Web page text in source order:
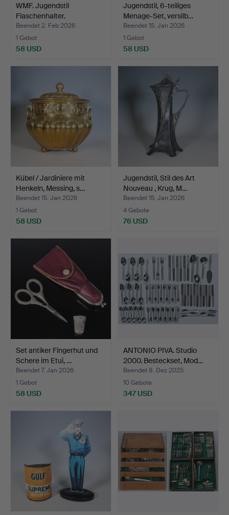
WMF. Jugendstil
Flaschenhalter.
Beendet 2. Feb 2026
1 Gebot
58 USD
Jugendstil, 6-teiliges
Menage-Set, versilb…
Beendet 15. Jan 2026
1 Gebot
58 USD
Kübel / Jardiniere mit
Henkeln, Messing, s…
Beendet 15. Jan 2026
1 Gebot
58 USD
Jugendstil, Stil des Art
Nouveau , Krug, M…
Beendet 15. Jan 2026
4 Gebote
76 USD
Set antiker Fingerhut und
Schere im Etui, …
Beendet 7. Jan 2026
1 Gebot
58 USD
ANTONIO PIVA. Studio
2000. Besteckset, Mod…
Beendet 8. Dez 2025
10 Gebote
347 USD